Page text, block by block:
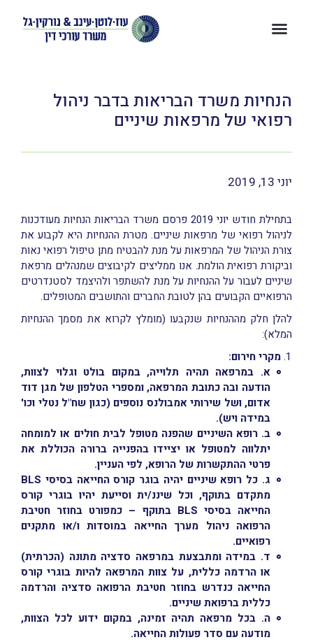
הנחיות משרד הבריאות בדבר ניהול
רפואי של מרפאות שיניים
יוני 13, 2019
בתחילת חודש יוני 2019 פרסם משרד הבריאות הנחיות מעודכנות
לניהול רפואי של מרפאות שיניים. מטרת ההנחיות היא לקבוע את
צורת הניהול של המרפאות על מנת להבטיח מתן טיפול רפואי נאות
וביקורת רפואית הולמת. אנו ממליצים לקיבוצים שמנהלים מרפאת
שיניים לעבור על ההנחיות על מנת להשתפר ולהיצמד לסטנדרטים
הרפואיים הקבועים בהן לטובת החברים והתושבים המטופלים.
להלן חלק מההנחיות שנקבעו (מומלץ לקרוא את מסמך ההנחיות
המלא):
מקרי חירום:
א. במרפאה תהיה תלוייה, במקום בולט וגלוי לצוות,
הודעה ובה כתובת המרפאה, ומספרי הטלפון של מגן דוד
אדום, ושל שירותי אמבולנס נוספים (כגון שח"ל נטלי וכו'
במידה ויש).
ב.רופא השיניים שהפנה מטופל לבית חולים או למומחה
יתלווה למטופל או יציידו בהפנייה ברורה הכוללת את
פרטי ההתקשרות של הרופא, לפי העניין.
ג. כל רופא שיניים יהיה בוגר קורס החייאה בסיסי
מתקדם בתוקף, וכל שיננ/ית וסייעת יהיו בוגרי קורס
החייאה בסיסי
בתוקף – כמפורט בחוזר חטיבת
הרפואה ניהול מערך החייאה במוסדות ו/או מתקנים
רפואיים.
ד. במידה ומתבצעת במרפאה סדציה מתונה (הכרתית)
או הרדמה כללית, על צוות המרפאה להיות בוגרי קורס
החייאה כנדרש בחוזר חטיבת הרפואה סדציה והרדמה
כללית ברפואת שיניים.
ה. בכל מרפאה תהיה זמינה, במקום ידוע לכל הצוות,
מודעה עם סדר פעולות החייאה.